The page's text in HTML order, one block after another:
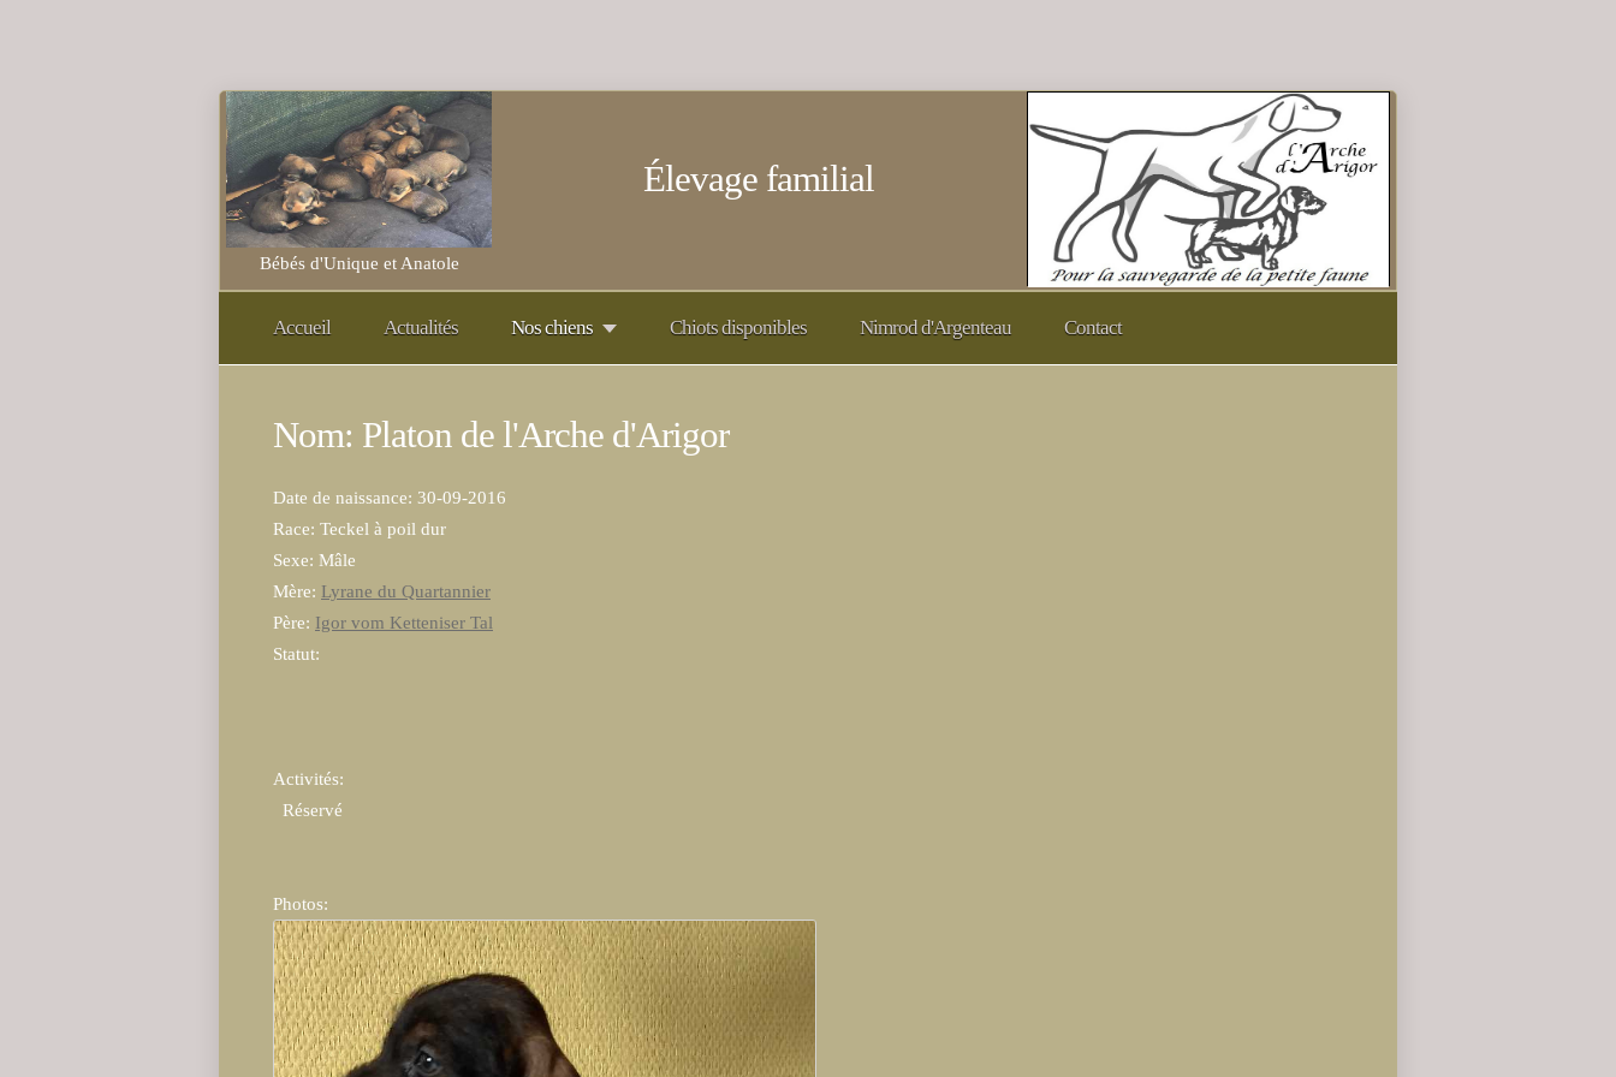
Élevage familial
Bébés d'Unique et Anatole
Accueil Actualités Nos chiens Chiots disponibles Nimrod d'Argenteau Contact
Nom: Platon de l'Arche d'Arigor
Date de naissance: 30-09-2016
Race: Teckel à poil dur
Sexe: Mâle
Mère: Lyrane du Quartannier
Père: Igor vom Ketteniser Tal
Statut:
Activités:
  Réservé
Photos: